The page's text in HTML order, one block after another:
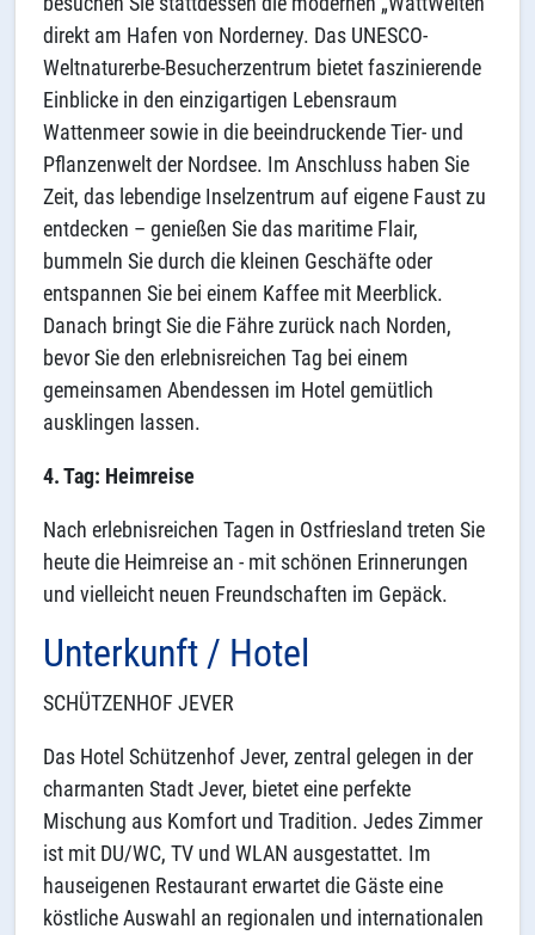
direkt am Hafen von Norderney. Das UNESCO-
Weltnaturerbe-Besucherzentrum bietet faszinierende
Einblicke in den einzigartigen Lebensraum
Wattenmeer sowie in die beeindruckende Tier- und
Pflanzenwelt der Nordsee. Im Anschluss haben Sie
Zeit, das lebendige Inselzentrum auf eigene Faust zu
entdecken – genießen Sie das maritime Flair,
bummeln Sie durch die kleinen Geschäfte oder
entspannen Sie bei einem Kaffee mit Meerblick.
Danach bringt Sie die Fähre zurück nach Norden,
bevor Sie den erlebnisreichen Tag bei einem
gemeinsamen Abendessen im Hotel gemütlich
ausklingen lassen.
4. Tag: Heimreise
Nach erlebnisreichen Tagen in Ostfriesland treten Sie
heute die Heimreise an - mit schönen Erinnerungen
und vielleicht neuen Freundschaften im Gepäck.
Unterkunft / Hotel
SCHÜTZENHOF JEVER
Das Hotel Schützenhof Jever, zentral gelegen in der
charmanten Stadt Jever, bietet eine perfekte
Mischung aus Komfort und Tradition. Jedes Zimmer
ist mit DU/WC, TV und WLAN ausgestattet. Im
hauseigenen Restaurant erwartet die Gäste eine
köstliche Auswahl an regionalen und internationalen